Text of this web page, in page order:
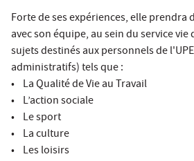
Forte de ses expériences, elle prendra
avec son équipe, au sein du service
sujets destinés aux personnels de
administratifs) tels que :
• La Qualité de Vie au Travail
• L’action sociale
• Le sport
• La culture
• Les loisirs